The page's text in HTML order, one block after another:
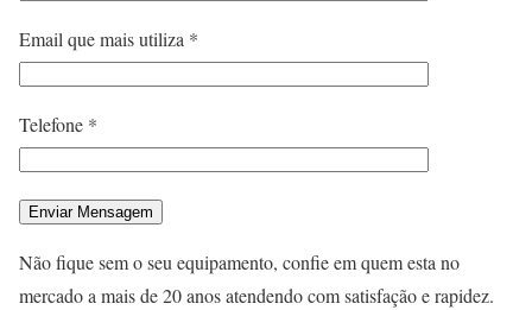
Email que mais utiliza *
Telefone *
Não fique sem o seu equipamento, confie em quem esta no
mercado a mais de 20 anos atendendo com satisfação e rapidez.